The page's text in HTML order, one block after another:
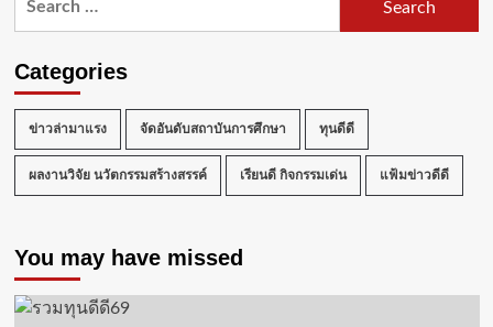
รัก(ษ์)ถิ่น
รุ่น
มหาวิทยาลัย
ภูเก็ต
Categories
ข่าวล่ามาแรง จัดอันดับสถาบันการศึกษา ทุนดีดี
ผลงานวิจัย นวัตกรรมสร้างสรรค์ เรียนดี กิจกรรมเด่น แฟ้มข่าวดีดี
You may have missed